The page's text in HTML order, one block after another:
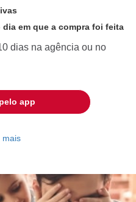
em que a compra foi feita
dias na agência ou no
app
mais